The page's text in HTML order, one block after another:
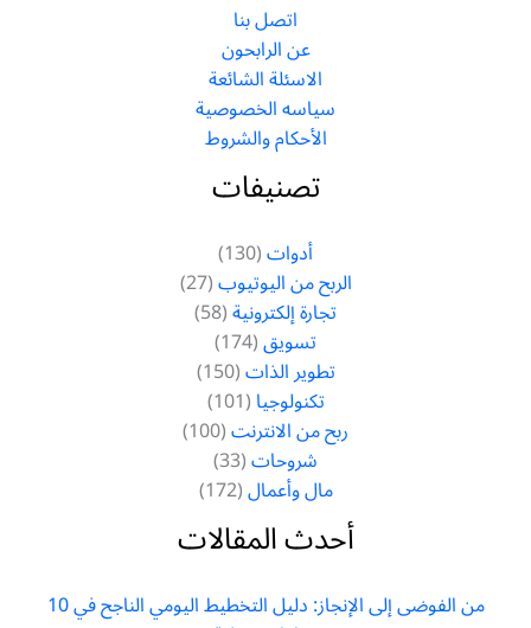
اتصل بنا
عن الرابحون
الاسئلة الشائعة
سياسه الخصوصية
الأحكام والشروط
تصنيفات
أدوات(130)
الربح من اليوتيوب(27)
تجارة إلكترونية(58)
تسويق(174)
تطوير الذات(150)
تكنولوجيا(101)
ربح من الانترنت(100)
شروحات(33)
مال وأعمال(172)
أحدث المقالات
من الفوضى إلى الإنجاز: دليل التخطيط اليومي الناجح في 10